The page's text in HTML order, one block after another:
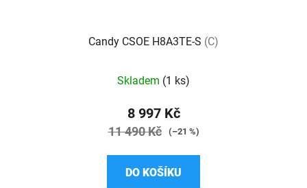
Candy CSOE H8A3TE-S (C)
hodnocení
produktu
je
5
Skladem (1 ks)
8 997 Kč
11 490 Kč (–21 %)
DO KOŠÍKU